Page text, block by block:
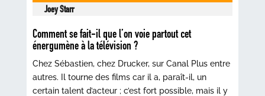
Joey Starr
Comment se fait-il que l’on voie partout cet
énergumène à la télévision ?
Chez Sébastien, chez Drucker, sur Canal Plus entre
autres. Il tourne des films car il a, paraît-il, un
certain talent d’acteur ; c’est fort possible, mais il y